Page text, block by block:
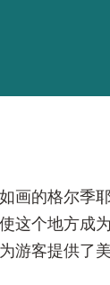
画的格尔季
这个地方成
游客提供了